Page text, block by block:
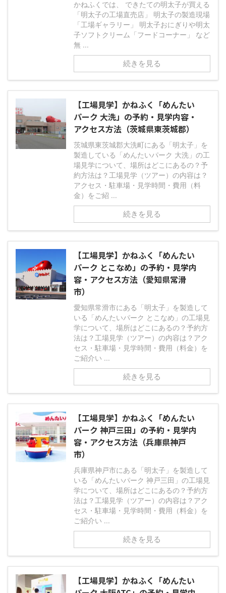
かねふくでは、 できたての明太子が買える
「明太子の工場直売店」 明太子の製造現場
「工場ギャラリー」 明太子おにぎりや明太
子ソフトクリーム「フードコーナー」 など
無 ...
続きを見る
【工場見学】かねふく「めんたい
パーク 大洗」の予約・見学内容・
アクセス方法（茨城県東茨城郡）
茨城県東茨城郡大洗町にある「明太子」を
製造している「めんたいパーク 大洗」の工
場見学について、場所はどこにあるの？予
約方法は？工場見学（ツアー）の内容は？
アクセス・駐車場・見学時間・費用（料
金）をご紹 ...
続きを見る
【工場見学】かねふく「めんたい
パーク とこなめ」の予約・見学内
容・アクセス方法（愛知県常滑
市）
愛知県常滑市にある「明太子」を製造して
いる「めんたいパーク とこなめ」の工場見
学について、場所はどこにあるの？予約方
法は？工場見学（ツアー）の内容は？アク
セス・駐車場・見学時間・費用（料金）を
ご紹介い ...
続きを見る
【工場見学】かねふく「めんたい
パーク 神戸三田」の予約・見学内
容・アクセス方法（兵庫県神戸
市）
兵庫県神戸市にある「明太子」を製造して
いる「めんたいパーク 神戸三田」の工場見
学について、場所はどこにあるの？予約方
法は？工場見学（ツアー）の内容は？アク
セス・駐車場・見学時間・費用（料金）を
ご紹介い ...
続きを見る
【工場見学】かねふく「めんたい